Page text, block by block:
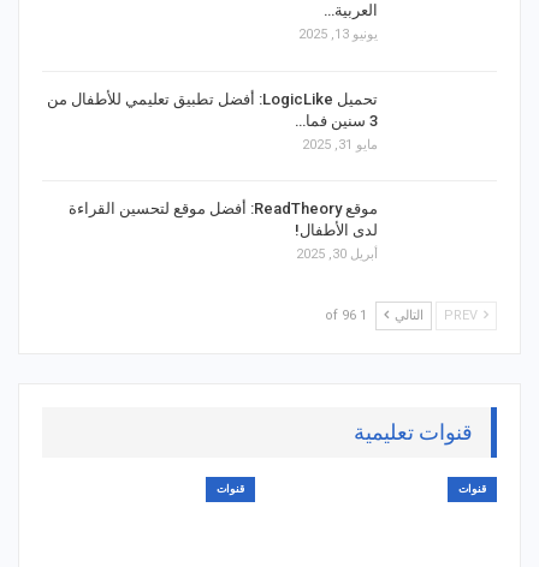
العربية…
يونيو 13, 2025
تحميل LogicLike: أفضل تطبيق تعليمي للأطفال من
3 سنين فما…
مايو 31, 2025
موقع ReadTheory: أفضل موقع لتحسين القراءة
لدى الأطفال!
أبريل 30, 2025
التالي 1 of 96
قنوات تعليمية
قنوات قنوات